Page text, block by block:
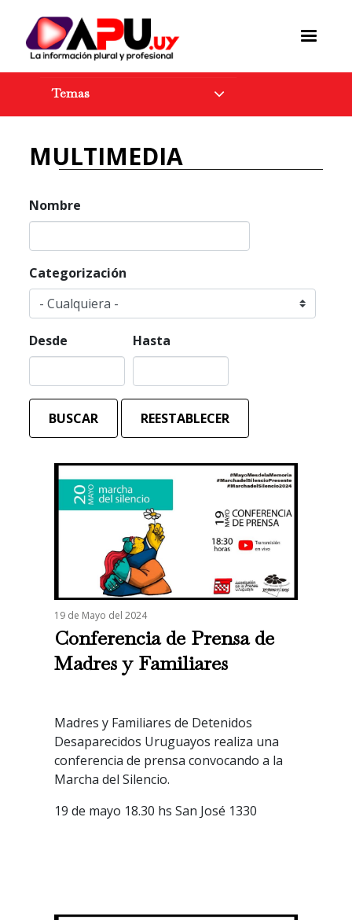
Temas
MULTIMEDIA
Nombre
Categorización
Desde Hasta
BUSCAR REESTABLECER
19 de Mayo del 2024
Conferencia de Prensa de
Madres y Familiares
Madres y Familiares de Detenidos
Desaparecidos Uruguayos realiza una
conferencia de prensa convocando a la
Marcha del Silencio.
19 de mayo 18.30 hs San José 1330